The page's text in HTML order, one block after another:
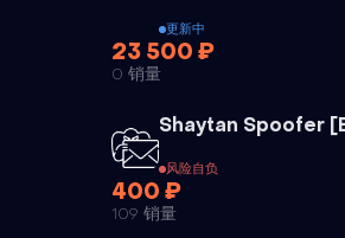
更新中
23 500 ₽
0 销量
Shaytan Spoofer
风险自负
400 ₽
109 销量